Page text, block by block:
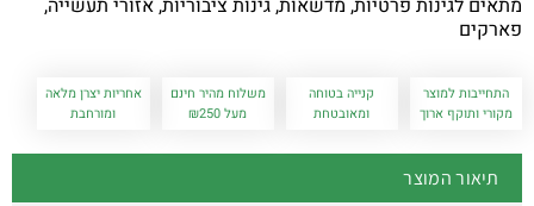
פארקים
התחייבות למוצר
מקורי ותוקף ארוך
קנייה בטוחה
ומאובטחת
משלוח מהיר חינם
מעל ₪250
אחריות יצרן מלאה
ומורחבת
תיאור המוצר